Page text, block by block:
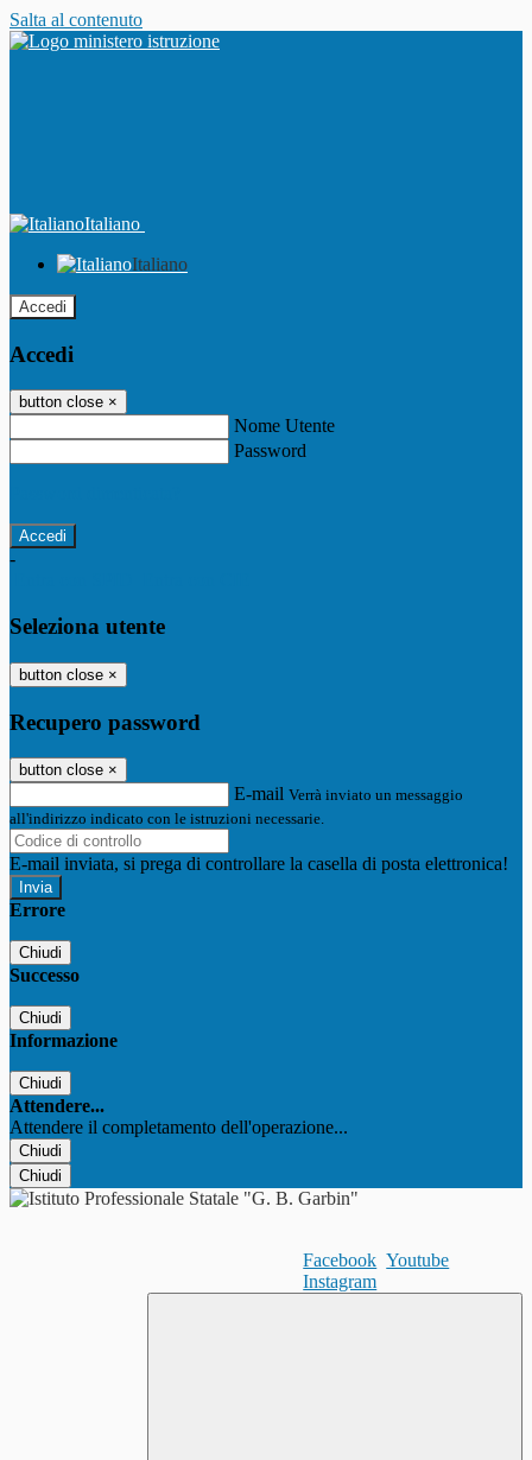
Salta al contenuto
Italiano
Italiano
Accedi
Accedi
button close ×
Nome Utente
Password
-
Seleziona utente
button close ×
Recupero password
button close ×
E-mail Verrà inviato un messaggio
all'indirizzo indicato con le istruzioni necessarie.
E-mail inviata, si prega di controllare la casella di posta elettronica!
Errore
Chiudi
Successo
Chiudi
Informazione
Chiudi
Attendere...
Attendere il completamento dell'operazione...
Chiudi
Chiudi
Facebook Youtube
Instagram